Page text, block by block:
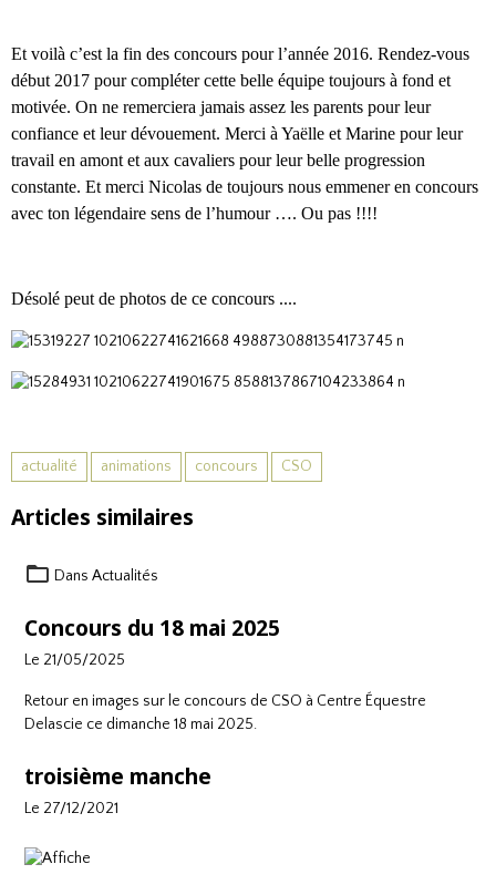
Et voilà c’est la fin des concours pour l’année 2016. Rendez-vous
début 2017 pour compléter cette belle équipe toujours à fond et
motivée. On ne remerciera jamais assez les parents pour leur
confiance et leur dévouement. Merci à Yaëlle et Marine pour leur
travail en amont et aux cavaliers pour leur belle progression
constante. Et merci Nicolas de toujours nous emmener en concours
avec ton légendaire sens de l’humour …. Ou pas !!!!
Désolé peut de photos de ce concours ....
actualité animations concours CSO
Articles similaires
Dans Actualités
Concours du 18 mai 2025
Le 21/05/2025
Retour en images sur le concours de CSO à Centre Équestre
Delascie ce dimanche 18 mai 2025.
troisième manche
Le 27/12/2021